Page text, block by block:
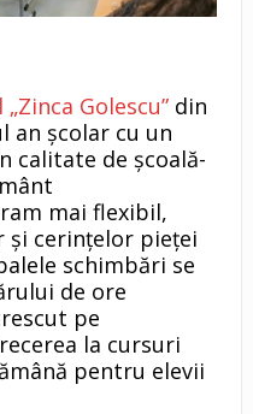
Golescu”din
an școlar cu un
calitate de școală-
mai flexibil,
și cerințelor pieței
schimbări se
de ore
pe
la cursuri
pentru elevii